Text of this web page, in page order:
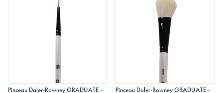
Pinceau Daler-Rowney GRADUATE - Pinceau Daler-Rowney GRADUATE -